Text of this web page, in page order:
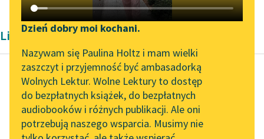
Katalog DAISY
Podkasty o książkach
Zgłoś brak utworu
Aktualności
„Prokurator Alicja Horn”
do słuchania
Byliśmy częścią AI Impact
Lab
Narzędzia
Mapa Wolnych Lektur
Leśmianator
Przewodnik dla piszących i
Dzień dobry moi kochani.
Nazywam się Paulina Holtz i mam wielki
zaszczyt i przyjemność być ambasadorką
Wolnych Lektur. Wolne Lektury to dostęp
do bezpłatnych książek, do bezpłatnych
audiobooków i różnych publikacji. Ale oni
potrzebują naszego wsparcia. Musimy nie
Liryka Konstantego Ildefonsa Gałczyńskiego
Konstanty Ildefons
Gałczyński
Bal u Salomona